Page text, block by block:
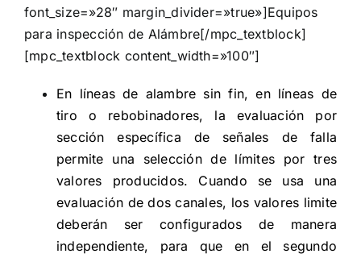
font_size=»28″ margin_divider=»true»]Equipos
para inspección de Alámbre[/mpc_textblock]
[mpc_textblock content_width=»100″]
En líneas de alambre sin fin, en líneas de
tiro o rebobinadores, la evaluación por
sección específica de señales de falla
permite una selección de límites por tres
valores producidos. Cuando se usa una
evaluación de dos canales, los valores limite
deberán ser configurados de manera
independiente, para que en el segundo